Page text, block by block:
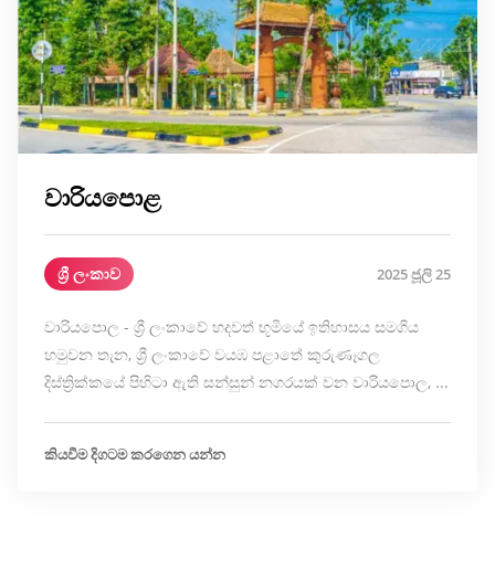
වාරියපොළ
ශ්‍රී ලංකාව 2025 ජූලි 25
වාරියපොල - ශ්‍රී ලංකාවේ හදවත් භූමියේ ඉතිහාසය සමගිය
හමුවන තැන, ශ්‍රී ලංකාවේ වයඹ පළාතේ කුරුණෑගල
දිස්ත්‍රික්කයේ පිහිටා ඇති සන්සුන් නගරයක් වන වාරියපොල, ...
කියවීම දිගටම කරගෙන යන්න